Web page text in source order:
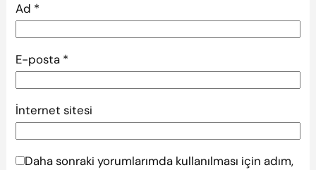
Ad *
E-posta *
İnternet sitesi
Daha sonraki yorumlarımda kullanılması için adım,